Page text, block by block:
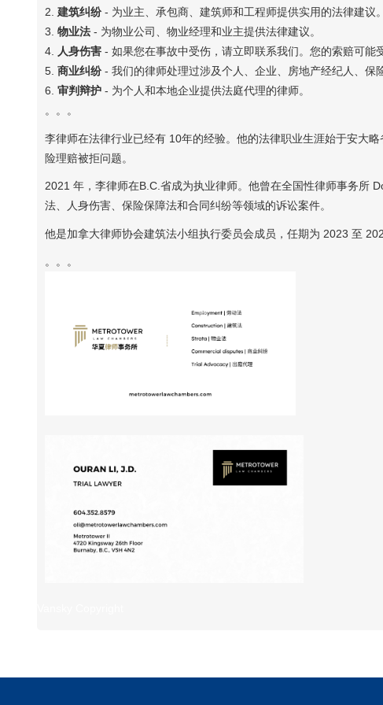
2. 建筑纠纷 - 为业主、承包商、建筑师和工程师提供实用的法律建议。
3. 物业法 - 为物业公司、物业经理和业主提供法律建议。
4. 人身伤害 - 如果您在事故中受伤，请立即联系我们。您的索赔可能
5. 商业纠纷 - 我们的律师处理过涉及个人、企业、房地产经纪人、保
6. 审判辩护 - 为个人和本地企业提供法庭代理的律师。
。。。
李律师在法律行业已经有 10年的经验。他的法律职业生涯始于安大
险理赔被拒问题。
2021 年，李律师在B.C.省成为执业律师。他曾在全国性律师事务所
法、人身伤害、保险保障法和合同纠纷等领域的诉讼案件。
他是加拿大律师协会建筑法小组执行委员会成员，任期为 2023 至
。。。